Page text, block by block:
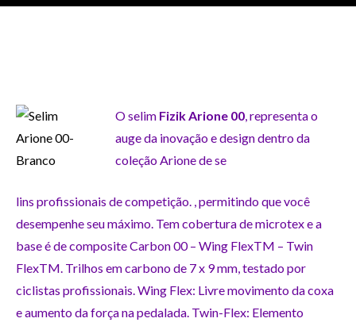
O selim Fizik Arione 00, representa o
auge da inovação e design dentro da
coleção Arione de se
lins profissionais de competição. , permitindo que você
desempenhe seu máximo. Tem cobertura de microtex e a
base é de composite Carbon 00 – Wing FlexTM – Twin
FlexTM. Trilhos em carbono de 7 x 9 mm, testado por
ciclistas profissionais. Wing Flex: Livre movimento da coxa
e aumento da força na pedalada. Twin-Flex: Elemento